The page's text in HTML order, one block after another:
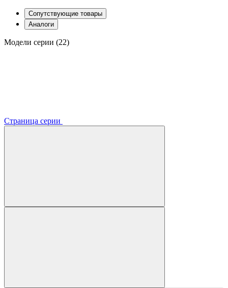
Сопутствующие товары
Аналоги
Модели серии (22)
Страница серии